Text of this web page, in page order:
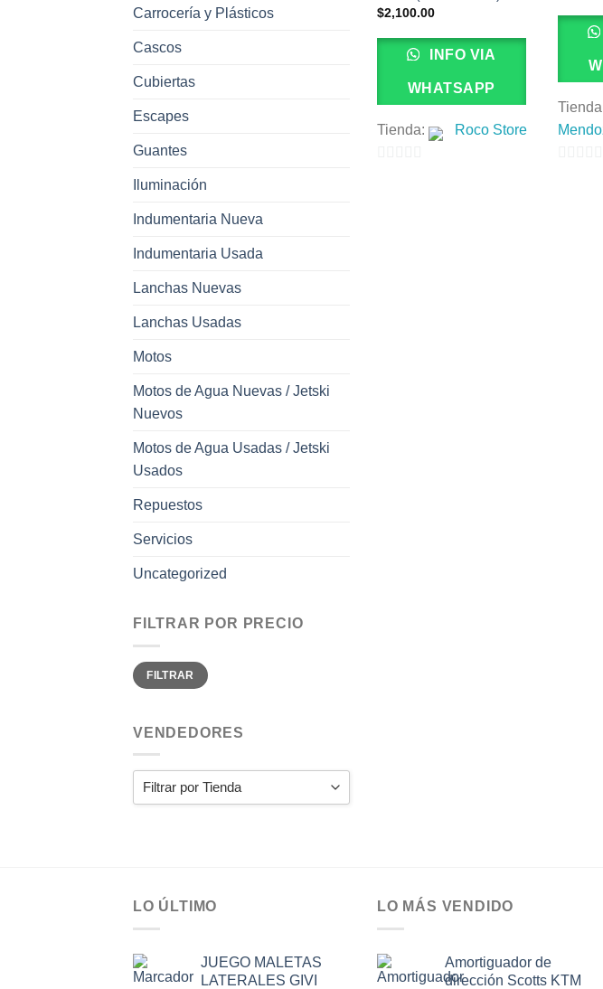
Carrocería y Plásticos
Cascos
Cubiertas
Escapes
Guantes
Iluminación
Indumentaria Nueva
Indumentaria Usada
Lanchas Nuevas
Lanchas Usadas
Motos
Motos de Agua Nuevas / Jetski
Nuevos
Motos de Agua Usadas / Jetski
Usados
Repuestos
Servicios
Uncategorized
FILTRAR POR PRECIO
Precio
mínimo
Precio
máximo
FILTRAR
VENDEDORES
$2,100.00
INFO VIA
WHATSAPP
Tienda: Roco Store
LO ÚLTIMO
JUEGO MALETAS
LATERALES GIVI
LO MÁS VENDIDO
Amortiguador de
dirección Scotts KTM